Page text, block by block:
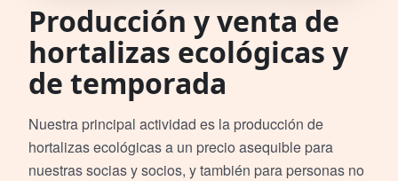
Producción y venta de
hortalizas ecológicas y
de temporada
Nuestra principal actividad es la producción de
hortalizas ecológicas a un precio asequible para
nuestras socias y socios, y también para personas no